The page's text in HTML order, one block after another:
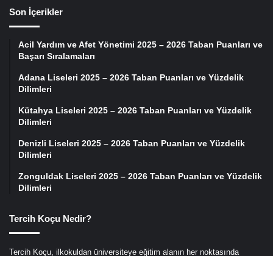
Son İçerikler
Acil Yardım ve Afet Yönetimi 2025 – 2026 Taban Puanları ve
Başarı Sıralamaları
Adana Liseleri 2025 – 2026 Taban Puanları ve Yüzdelik
Dilimleri
Kütahya Liseleri 2025 – 2026 Taban Puanları ve Yüzdelik
Dilimleri
Denizli Liseleri 2025 – 2026 Taban Puanları ve Yüzdelik
Dilimleri
Zonguldak Liseleri 2025 – 2026 Taban Puanları ve Yüzdelik
Dilimleri
Tercih Koçu Nedir?
Tercih Koçu, ilkokuldan üniversiteye eğitim alanın her noktasında